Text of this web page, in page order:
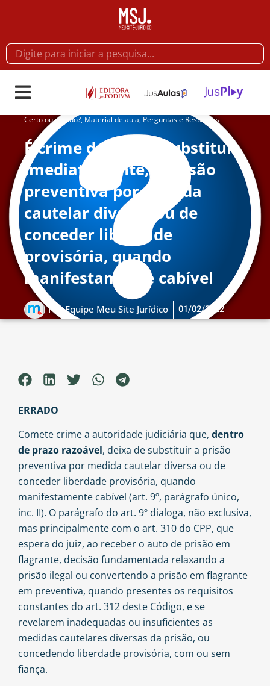
Certo ou errado?, Material de aula, Perguntas e Respostas
É crime deixar de substituir,
imediatamente, a prisão
preventiva por medida
cautelar diversa ou de
conceder liberdade
provisória, quando
manifestamente cabível
PorEquipe Meu Site Jurídico 01/02/2022
ERRADO
Comete crime a autoridade judiciária que, dentro
de prazo razoável, deixa de substituir a prisão
preventiva por medida cautelar diversa ou de
conceder liberdade provisória, quando
manifestamente cabível (art. 9º, parágrafo único,
inc. II). O parágrafo do art. 9º dialoga, não exclusiva,
mas principalmente com o art. 310 do CPP, que
espera do juiz, ao receber o auto de prisão em
flagrante, decisão fundamentada relaxando a
prisão ilegal ou convertendo a prisão em flagrante
em preventiva, quando presentes os requisitos
constantes do art. 312 deste Código, e se
revelarem inadequadas ou insuficientes as
medidas cautelares diversas da prisão, ou
concedendo liberdade provisória, com ou sem
fiança.